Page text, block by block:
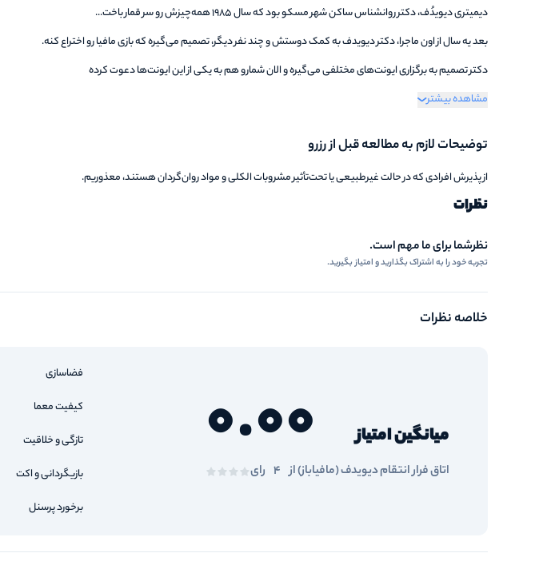
دیمیتری دیویدُف، دکتر روانشناس ساکن شهر مسکو بود که سال 1985 همه‌چیزش رو سر قمار باخت...
بعد یه سال از اون ماجرا، دکتر دیویدف به کمک دوستش و چند نفر دیگر، تصمیم می‌گیره که بازی مافیا رو اختراع کنه.
دکتر تصمیم به برگزاری ایونت‌های مختلفی می‌گیره و الان شمارو هم به یکی از این ایونت‌ها دعوت کرده
اما این یه همایش معمولی نیست! خودتون باید برید و تماشا کنید...
مشاهده بیشتر
توضیحات لازم به مطالعه قبل از رزرو
از پذیرش افرادی که در حالت غیرطبیعی یا تحت‌تأثیر مشروبات الکلی و مواد روان‌گردان هستند، معذوریم.
نظرات
نظرشما برای ما مهم است.
تجربه خود را به اشتراک بگذارید و امتیاز بگیرید.
خلاصه نظرات
میانگین امتیاز 0.00اتاق فرار انتقام دیویدف (مافیاباز) از 4 رای
فضاسازی
کیفیت معما
تازگی و خلاقیت
بازیگردانی و اکت
برخورد پرسنل